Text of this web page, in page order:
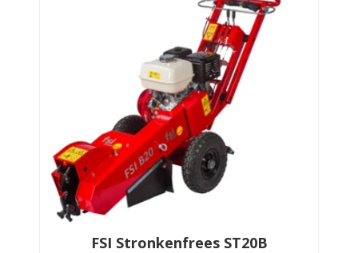
FSI Stronkenfrees ST20B